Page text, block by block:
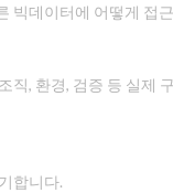
빅데이터에 어떻게 접
, 환경, 검증 등 실제
합니다.